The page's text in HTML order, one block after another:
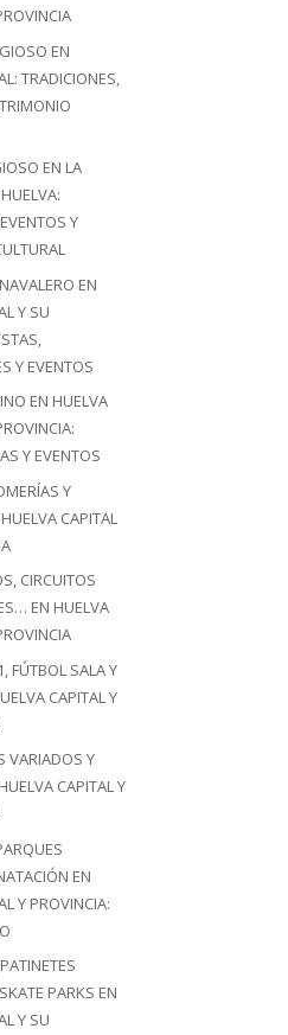
EN
TRADICIONES,
EN LA
Y
EN
Y SU
Y EVENTOS
EN HUELVA
Y EVENTOS
Y
CAPITAL
CIRCUITOS
EN HUELVA
FÚTBOL SALA Y
CAPITAL Y
VARIADOS Y
CAPITAL Y
EN
Y PROVINCIA:
PARKS EN
Y SU